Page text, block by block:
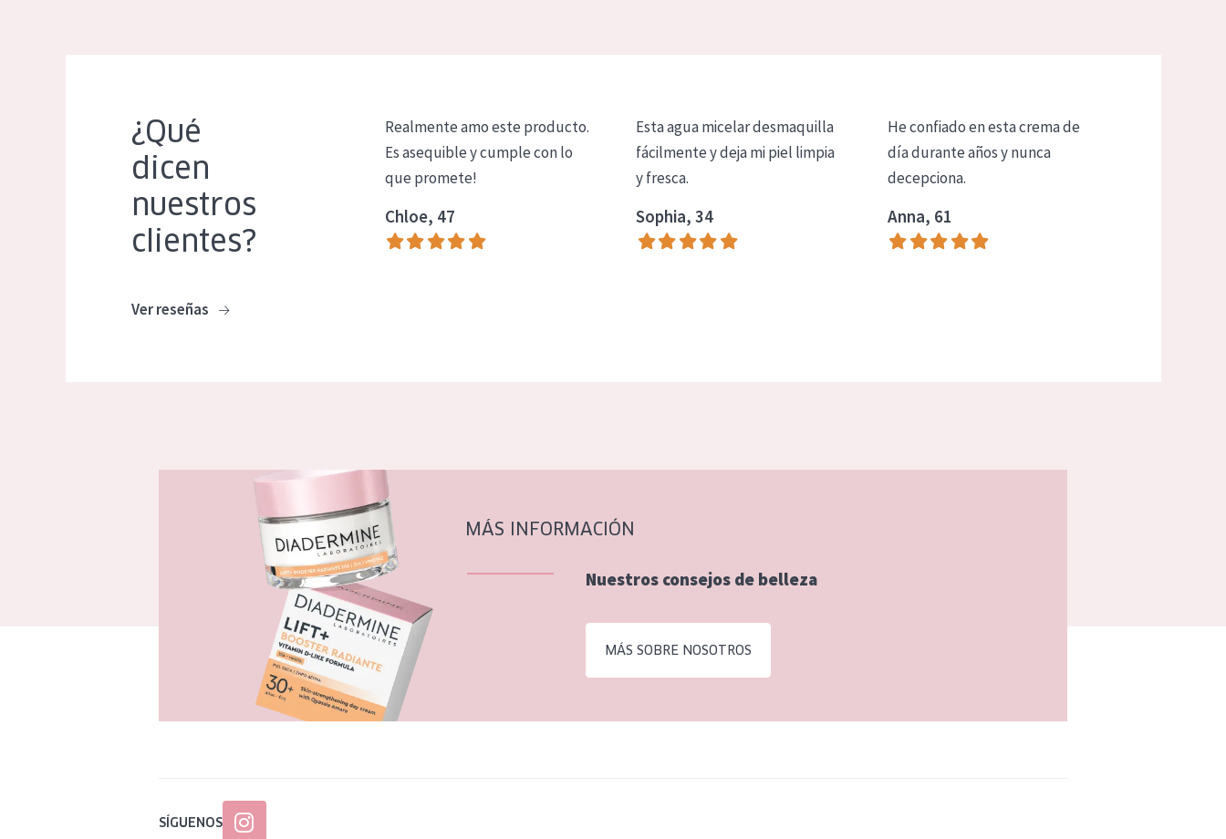
¿Qué
dicen
nuestros
clientes?
Ver reseñas
Realmente amo este producto.
Es asequible y cumple con lo
que promete!
Chloe, 47
Esta agua micelar desmaquilla
fácilmente y deja mi piel limpia
y fresca.
Sophia, 34
He confiado en esta crema de
día durante años y nunca
decepciona.
Anna, 61
MÁS INFORMACIÓN
Nuestros consejos de belleza
MÁS SOBRE NOSOTROS
SÍGUENOS